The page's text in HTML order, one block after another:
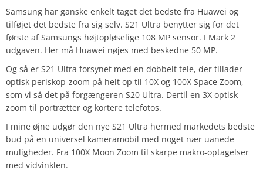
Samsung har ganske enkelt taget det bedste fra Huawei og
tilføjet det bedste fra sig selv. S21 Ultra benytter sig for det
første af Samsungs højtopløselige 108 MP sensor. I Mark 2
udgaven. Her må Huawei nøjes med beskedne 50 MP.
Og så er S21 Ultra forsynet med en dobbelt tele, der tillader
optisk periskop-zoom på helt op til 10X og 100X Space Zoom,
som vi så det på forgængeren S20 Ultra. Dertil en 3X optisk
zoom til portrætter og kortere telefotos.
I mine øjne udgør den nye S21 Ultra hermed markedets bedste
bud på en universel kameramobil med noget nær uanede
muligheder. Fra 100X Moon Zoom til skarpe makro-optagelser
med vidvinklen.